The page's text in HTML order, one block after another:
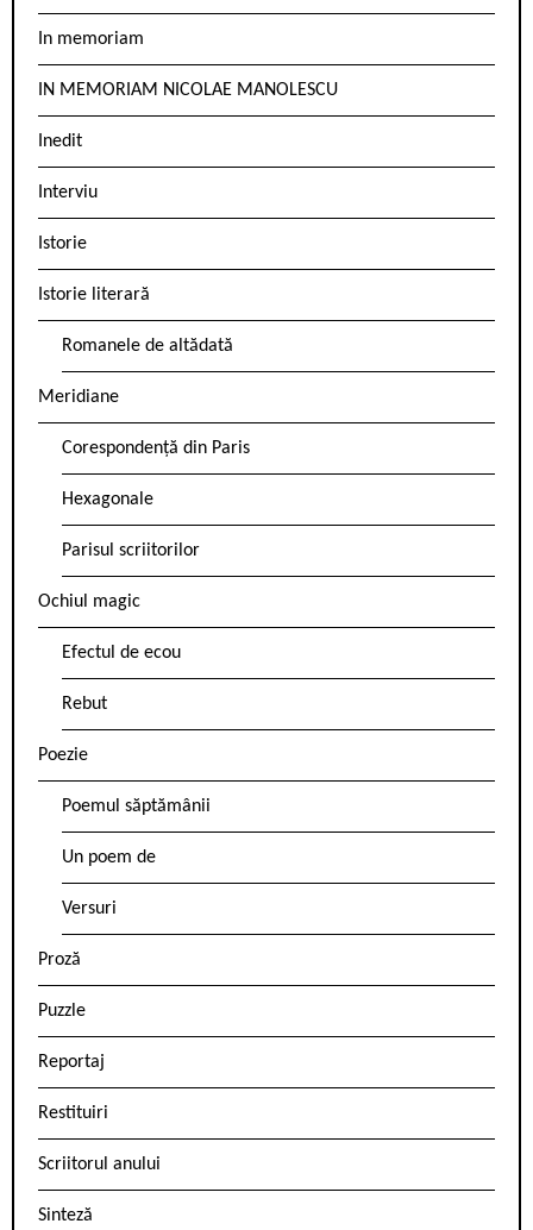
In memoriam
IN MEMORIAM NICOLAE MANOLESCU
Inedit
Interviu
Istorie
Istorie literară
Romanele de altădată
Meridiane
Corespondență din Paris
Hexagonale
Parisul scriitorilor
Ochiul magic
Efectul de ecou
Rebut
Poezie
Poemul săptămânii
Un poem de
Versuri
Proză
Puzzle
Reportaj
Restituiri
Scriitorul anului
Sinteză